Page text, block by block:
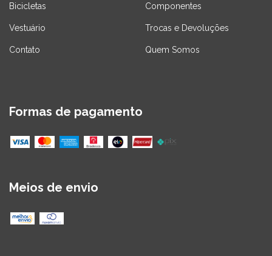
Bicicletas Componentes
Vestuário Trocas e Devoluções
Contato Quem Somos
Formas de pagamento
Meios de envio